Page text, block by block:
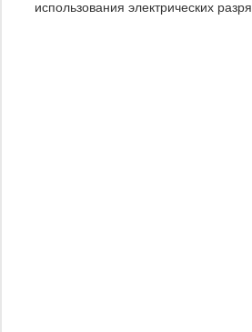
использования электрических